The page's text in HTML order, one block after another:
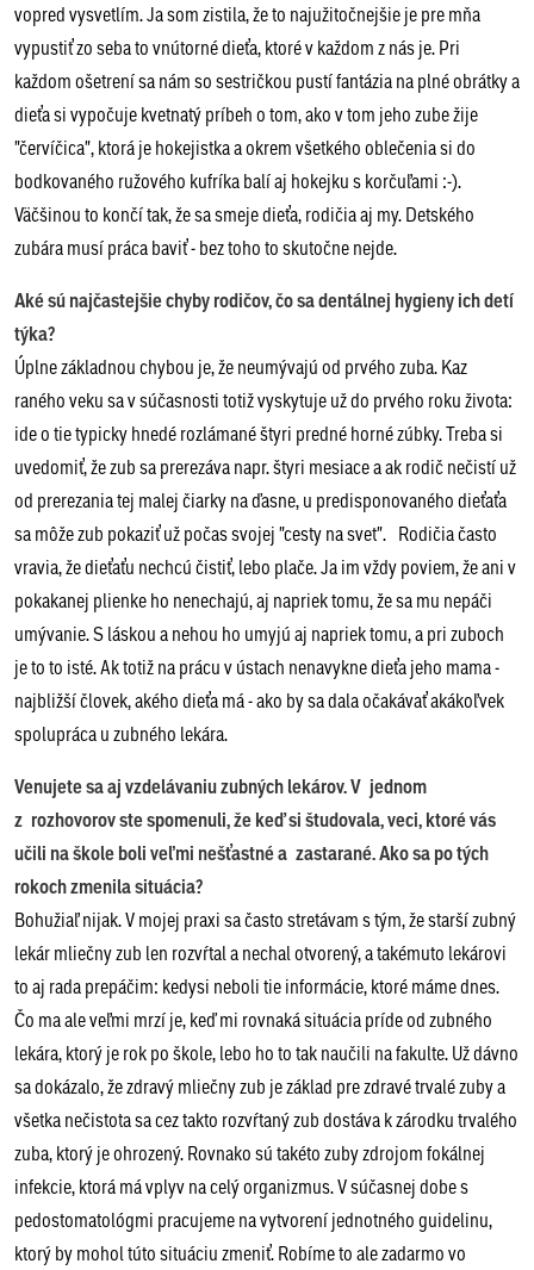
vopred vysvetlím. Ja som zistila, že to najužitočnejšie je pre mňa
vypustiť zo seba to vnútorné dieťa, ktoré v každom z nás je. Pri
každom ošetrení sa nám so sestričkou pustí fantázia na plné obrátky a
dieťa si vypočuje kvetnatý príbeh o tom, ako v tom jeho zube žije
"červíčica", ktorá je hokejistka a okrem všetkého oblečenia si do
bodkovaného ružového kufríka balí aj hokejku s korčuľami :-).
Väčšinou to končí tak, že sa smeje dieťa, rodičia aj my. Detského
zubára musí práca baviť - bez toho to skutočne nejde.
Aké sú najčastejšie chyby rodičov, čo sa dentálnej hygieny ich detí
týka?
Úplne základnou chybou je, že neumývajú od prvého zuba. Kaz
raného veku sa v súčasnosti totiž vyskytuje už do prvého roku života:
ide o tie typicky hnedé rozlámané štyri predné horné zúbky. Treba si
uvedomiť, že zub sa prerezáva napr. štyri mesiace a ak rodič nečistí už
od prerezania tej malej čiarky na ďasne, u predisponovaného dieťaťa
sa môže zub pokaziť už počas svojej "cesty na svet". Rodičia často
vravia, že dieťaťu nechcú čistiť, lebo plače. Ja im vždy poviem, že ani v
pokakanej plienke ho nenechajú, aj napriek tomu, že sa mu nepáči
umývanie. S láskou a nehou ho umyjú aj napriek tomu, a pri zuboch
je to to isté. Ak totiž na prácu v ústach nenavykne dieťa jeho mama -
najbližší človek, akého dieťa má - ako by sa dala očakávať akákoľvek
spolupráca u zubného lekára.
Venujete sa aj vzdelávaniu zubných lekárov. V jednom
z rozhovorov ste spomenuli, že keď si študovala, veci, ktoré vás
učili na škole boli veľmi nešťastné a zastarané. Ako sa po tých
rokoch zmenila situácia?
Bohužiaľ nijak. V mojej praxi sa často stretávam s tým, že starší zubný
lekár mliečny zub len rozvŕtal a nechal otvorený, a takémuto lekárovi
to aj rada prepáčim: kedysi neboli tie informácie, ktoré máme dnes.
Čo ma ale veľmi mrzí je, keď mi rovnaká situácia príde od zubného
lekára, ktorý je rok po škole, lebo ho to tak naučili na fakulte. Už dávno
sa dokázalo, že zdravý mliečny zub je základ pre zdravé trvalé zuby a
všetka nečistota sa cez takto rozvŕtaný zub dostáva k zárodku trvalého
zuba, ktorý je ohrozený. Rovnako sú takéto zuby zdrojom fokálnej
infekcie, ktorá má vplyv na celý organizmus. V súčasnej dobe s
pedostomatológmi pracujeme na vytvorení jednotného guidelinu,
ktorý by mohol túto situáciu zmeniť. Robíme to ale zadarmo vo